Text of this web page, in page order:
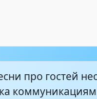
к нам пришла (-
, яркий, в
про гостей